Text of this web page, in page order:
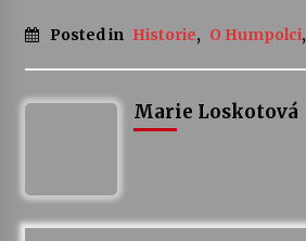
Posted in Historie, O Humpolci,
Marie Loskotová